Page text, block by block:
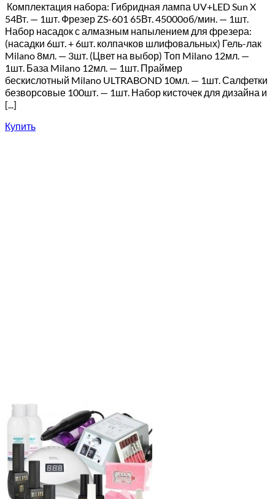
Комплектация набора: Гибридная лампа UV+LED Sun X
54Вт. — 1шт. Фрезер ZS-601 65Вт. 45000об/мин. — 1шт.
Набор насадок с алмазным напылением для фрезера:
(насадки 6шт. + 6шт. колпачков шлифовальных) Гель-лак
Milano 8мл. — 3шт. (Цвет на выбор) Топ Milano 12мл. —
1шт. База Milano 12мл. — 1шт. Праймер
бескислотный Milano ULTRABOND 10мл. — 1шт. Салфетки
безворсовые 100шт. — 1шт. Набор кисточек для дизайна и
[...]
Купить